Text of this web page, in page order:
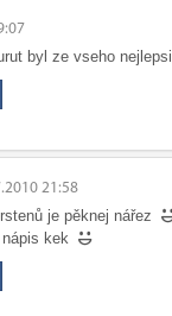
byl ze vseho nejlepsi
21:58
je pěknej nářez
kek